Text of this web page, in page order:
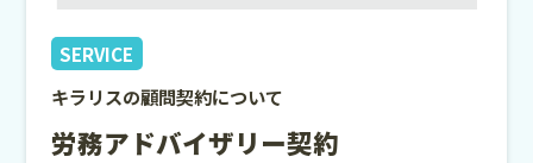
SERVICE
キラリスの顧問契約について
労務アドバイザリー契約